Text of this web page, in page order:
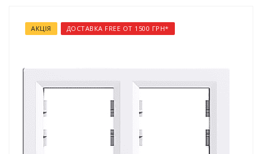
АКЦІЯ ДОСТАВКА FREE ОТ 1500 ГРН*